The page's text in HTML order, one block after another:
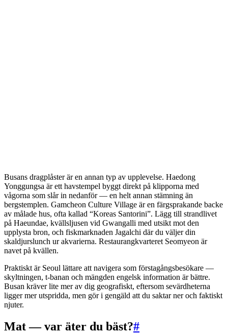
Busans dragplåster är en annan typ av upplevelse. Haedong
Yonggungsa är ett havstempel byggt direkt på klipporna med
vågorna som slår in nedanför — en helt annan stämning än
bergstemplen. Gamcheon Culture Village är en färgsprakande backe
av målade hus, ofta kallad “Koreas Santorini”. Lägg till strandlivet
på Haeundae, kvällsljusen vid Gwangalli med utsikt mot den
upplysta bron, och fiskmarknaden Jagalchi där du väljer din
skaldjurslunch ur akvarierna. Restaurangkvarteret Seomyeon är
navet på kvällen.
Praktiskt är Seoul lättare att navigera som förstagångsbesökare —
skyltningen, t-banan och mängden engelsk information är bättre.
Busan kräver lite mer av dig geografiskt, eftersom sevärdheterna
ligger mer utspridda, men gör i gengäld att du saktar ner och faktiskt
njuter.
Mat — var äter du bäst?#